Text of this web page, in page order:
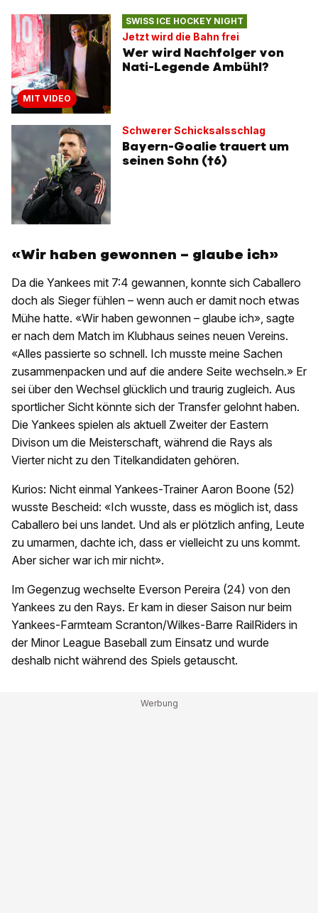
MIT VIDEO
SWISS ICE HOCKEY NIGHT
Jetzt wird die Bahn frei
Wer wird Nachfolger von
Nati-Legende Ambühl?
Schwerer Schicksalsschlag
Bayern-Goalie trauert um
seinen Sohn (†6)
«Wir haben gewonnen – glaube ich»
Da die Yankees mit 7:4 gewannen, konnte sich Caballero
doch als Sieger fühlen – wenn auch er damit noch etwas
Mühe hatte. «Wir haben gewonnen – glaube ich», sagte
er nach dem Match im Klubhaus seines neuen Vereins.
«Alles passierte so schnell. Ich musste meine Sachen
zusammenpacken und auf die andere Seite wechseln.» Er
sei über den Wechsel glücklich und traurig zugleich. Aus
sportlicher Sicht könnte sich der Transfer gelohnt haben.
Die Yankees spielen als aktuell Zweiter der Eastern
Divison um die Meisterschaft, während die Rays als
Vierter nicht zu den Titelkandidaten gehören.
Kurios: Nicht einmal Yankees-Trainer Aaron Boone (52)
wusste Bescheid: «Ich wusste, dass es möglich ist, dass
Caballero bei uns landet. Und als er plötzlich anfing, Leute
zu umarmen, dachte ich, dass er vielleicht zu uns kommt.
Aber sicher war ich mir nicht».
Im Gegenzug wechselte Everson Pereira (24) von den
Yankees zu den Rays. Er kam in dieser Saison nur beim
Yankees-Farmteam Scranton/Wilkes-Barre RailRiders in
der Minor League Baseball zum Einsatz und wurde
deshalb nicht während des Spiels getauscht.